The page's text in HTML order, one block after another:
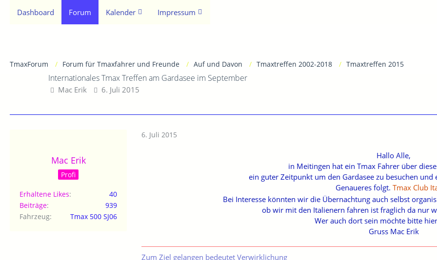
Dashboard Forum Kalender Impressum
TmaxForum Forum für Tmaxfahrer und Freunde Auf und Davon Tmaxtreffen 2002-2018 Tmaxtreffen 2015
Internationales Tmax Treffen am Gardasee im September
Mac Erik 6. Juli 2015
Mac Erik
Profi
Erhaltene Likes
40
Beiträge
939
Fahrzeug
Tmax 500 SJ06
6. Juli 2015
Hallo Alle,
in Meitingen hat ein Tmax Fahrer über
ein guter Zeitpunkt um den Gardasee zu besuchen und
Genaueres folgt. Tmax Club
Bei Interesse könnten wir die Übernachtung auch selbst
ob wir mit den Italienern fahren ist fraglich da nur
Wer auch dort sein möchte bitte
Gruss Mac Erik
Zum Ziel gelangen bedeutet Verwirklichung